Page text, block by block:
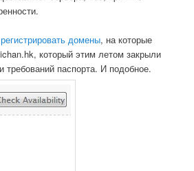
регистрировать домены, на которые
который этим летом закрыли
требований паспорта. И подобное.